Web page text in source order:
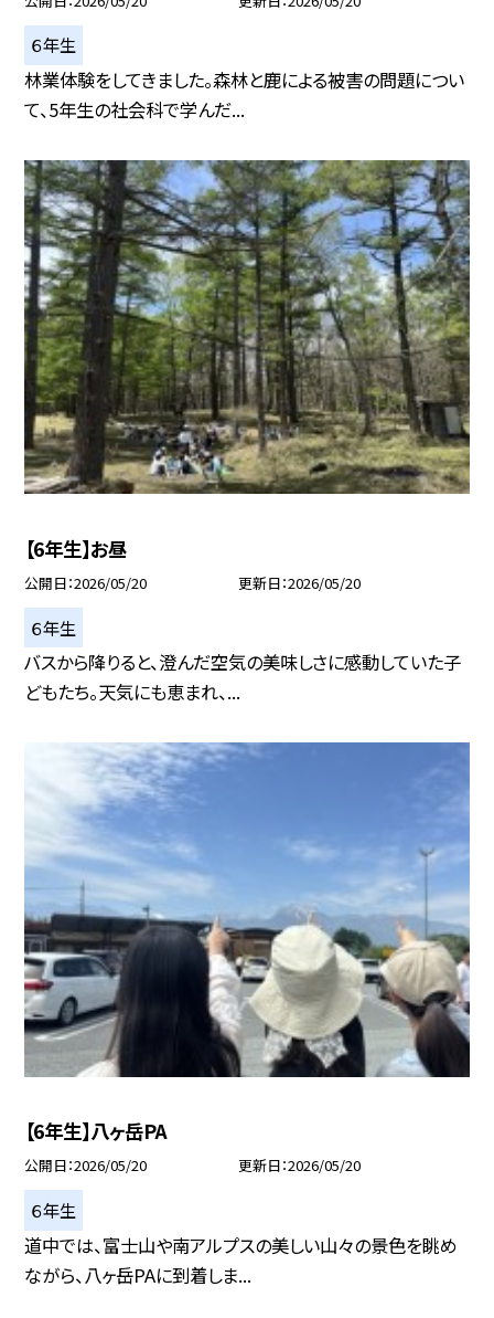
６年生
林業体験をしてきました。森林と鹿による被害の問題につい
て、5年生の社会科で学んだ...
【6年生】お昼
公開日 2026/05/20 更新日 2026/05/20
６年生
バスから降りると、澄んだ空気の美味しさに感動していた子
どもたち。天気にも恵まれ、...
【6年生】八ヶ岳PA
公開日 2026/05/20 更新日 2026/05/20
６年生
道中では、富士山や南アルプスの美しい山々の景色を眺め
ながら、八ヶ岳PAに到着しま...